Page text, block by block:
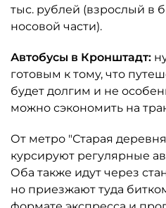
тыс. рублей (взрослый в
носовой части).
Автобусы в Кронштадт:
готовым к тому, что
будет долгим и не
можно сэкономить на
От метро "Старая
курсируют регулярные
Оба также идут через
но приезжают туда